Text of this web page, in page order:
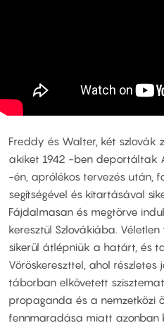
Freddy és Walter, két szlovák
akiket 1942 -ben deportáltak
-én, aprólékos tervezés után,
segítségével és kitartásával
Fájdalmasan és megtörve
keresztül Szlovákiába.
sikerül átlépniük a határt, és
Vöröskereszttel, ahol részletes
táborban elkövetett
propaganda és a nemzetközi
fennmaradása miatt azonban